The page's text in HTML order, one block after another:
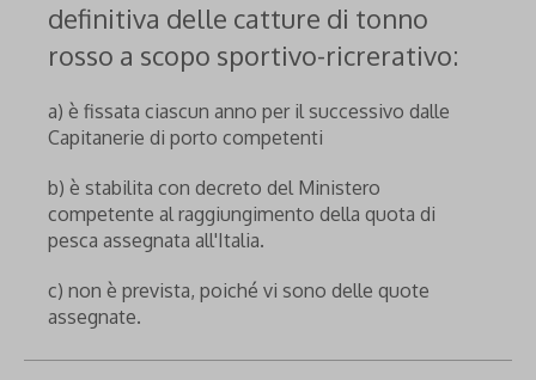
definitiva delle catture di tonno
rosso a scopo sportivo-ricrerativo:
a) è fissata ciascun anno per il successivo dalle
Capitanerie di porto competenti
b) è stabilita con decreto del Ministero
competente al raggiungimento della quota di
pesca assegnata all'Italia.
c) non è prevista, poiché vi sono delle quote
assegnate.